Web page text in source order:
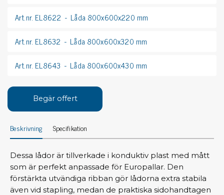
Art.nr. EL8622
Låda 800x600x220 mm
Art.nr. EL8632
Låda 800x600x320 mm
Art.nr. EL8643
Låda 800x600x430 mm
Begär offert
Beskrivning Specifikation
Dessa lådor är tillverkade i konduktiv plast med mått
som är perfekt anpassade för Europallar. Den
förstärkta utvändiga ribban gör lådorna extra stabila
även vid stapling, medan de praktiska sidohandtagen